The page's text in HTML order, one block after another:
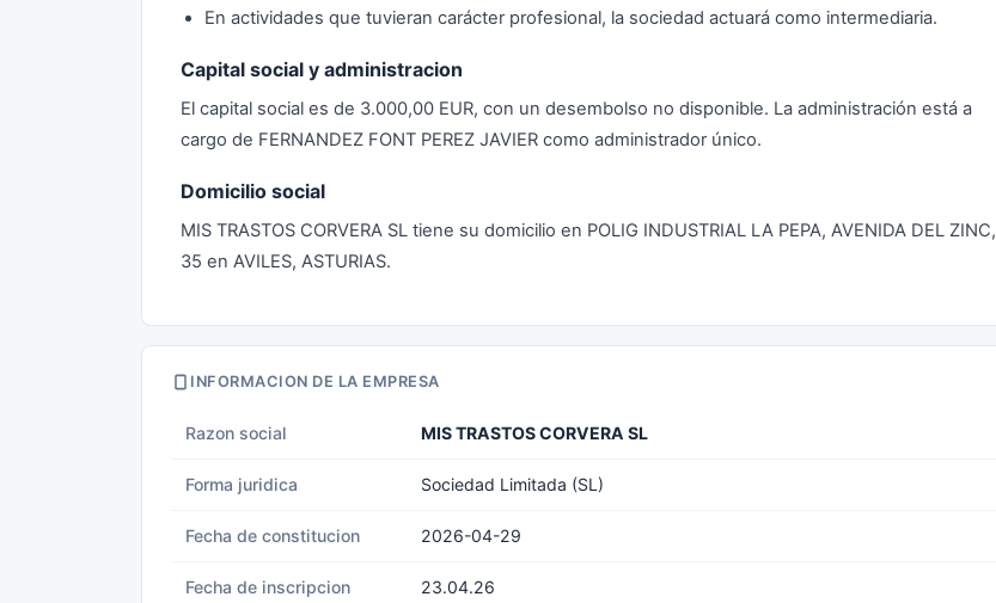
En actividades que tuvieran carácter profesional, la sociedad actuará como intermediaria.
Capital social y administracion
El capital social es de 3.000,00 EUR, con un desembolso no disponible. La administración está a
cargo de FERNANDEZ FONT PEREZ JAVIER como administrador único.
Domicilio social
MIS TRASTOS CORVERA SL tiene su domicilio en POLIG INDUSTRIAL LA PEPA, AVENIDA DEL ZINC,
35 en AVILES, ASTURIAS.
INFORMACION DE LA EMPRESA
Razon social MIS TRASTOS CORVERA SL
Forma juridica Sociedad Limitada (SL)
Fecha de constitucion 2026-04-29
Fecha de inscripcion 23.04.26